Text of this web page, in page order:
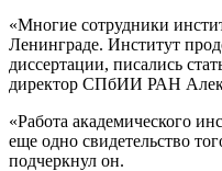
«Многие сотрудники
Ленинграде. Институт
диссертации, писались
директор СПбИИ РАН
«Работа академического
еще одно свидетельство
подчеркнул он.